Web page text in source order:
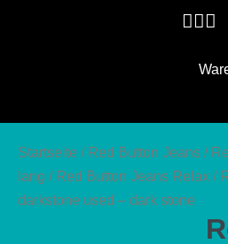
Startseite / Red Button Jeans /
lang / Red Button Jeans Relax /
darkstone used – dark stone